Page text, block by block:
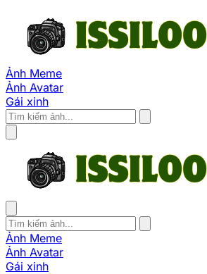
Ảnh Meme
Ảnh Avatar
Gái xinh
Ảnh Meme
Ảnh Avatar
Gái xinh